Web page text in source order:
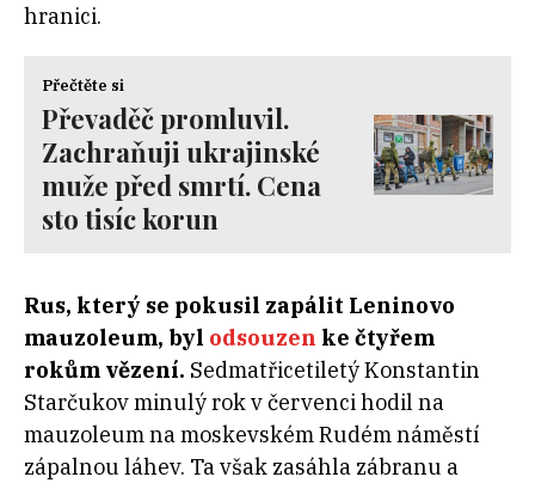
hranici.
Přečtěte si
Převaděč promluvil.
Zachraňuji ukrajinské
muže před smrtí. Cena
sto tisíc korun
Rus, který se pokusil zapálit Leninovo
mauzoleum, byl odsouzen ke čtyřem
rokům vězení. Sedmatřicetiletý Konstantin
Starčukov minulý rok v červenci hodil na
mauzoleum na moskevském Rudém náměstí
zápalnou láhev. Ta však zasáhla zábranu a